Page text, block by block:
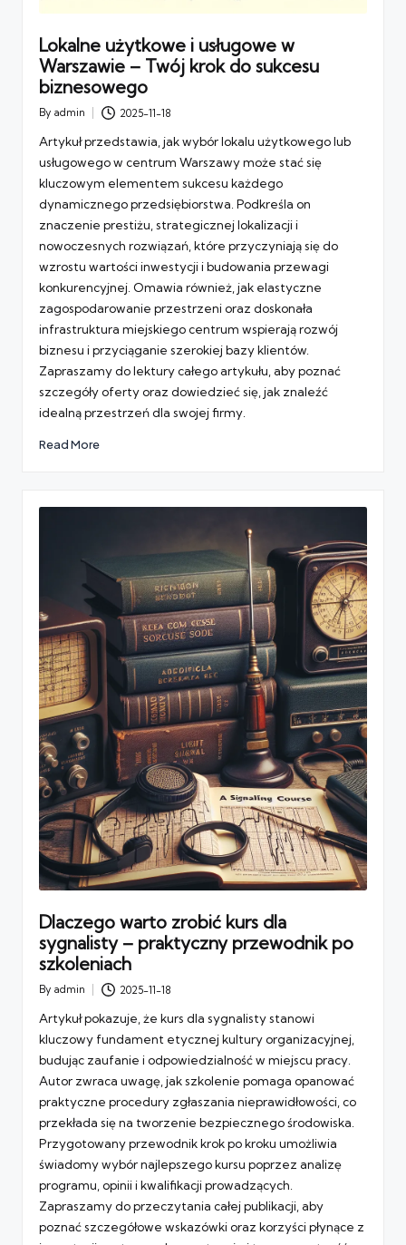
Lokalne użytkowe i usługowe w
Warszawie – Twój krok do sukcesu
biznesowego
Posted
By admin 2025-11-18
Artykuł przedstawia, jak wybór lokalu użytkowego lub
usługowego w centrum Warszawy może stać się
kluczowym elementem sukcesu każdego
dynamicznego przedsiębiorstwa. Podkreśla on
znaczenie prestiżu, strategicznej lokalizacji i
nowoczesnych rozwiązań, które przyczyniają się do
wzrostu wartości inwestycji i budowania przewagi
konkurencyjnej. Omawia również, jak elastyczne
zagospodarowanie przestrzeni oraz doskonała
infrastruktura miejskiego centrum wspierają rozwój
biznesu i przyciąganie szerokiej bazy klientów.
Zapraszamy do lektury całego artykułu, aby poznać
szczegóły oferty oraz dowiedzieć się, jak znaleźć
idealną przestrzeń dla swojej firmy.
Read More
Dlaczego warto zrobić kurs dla
sygnalisty – praktyczny przewodnik po
szkoleniach
Posted
By admin 2025-11-18
Artykuł pokazuje, że kurs dla sygnalisty stanowi
kluczowy fundament etycznej kultury organizacyjnej,
budując zaufanie i odpowiedzialność w miejscu pracy.
Autor zwraca uwagę, jak szkolenie pomaga opanować
praktyczne procedury zgłaszania nieprawidłowości, co
przekłada się na tworzenie bezpiecznego środowiska.
Przygotowany przewodnik krok po kroku umożliwia
świadomy wybór najlepszego kursu poprzez analizę
programu, opinii i kwalifikacji prowadzących.
Zapraszamy do przeczytania całej publikacji, aby
poznać szczegółowe wskazówki oraz korzyści płynące z